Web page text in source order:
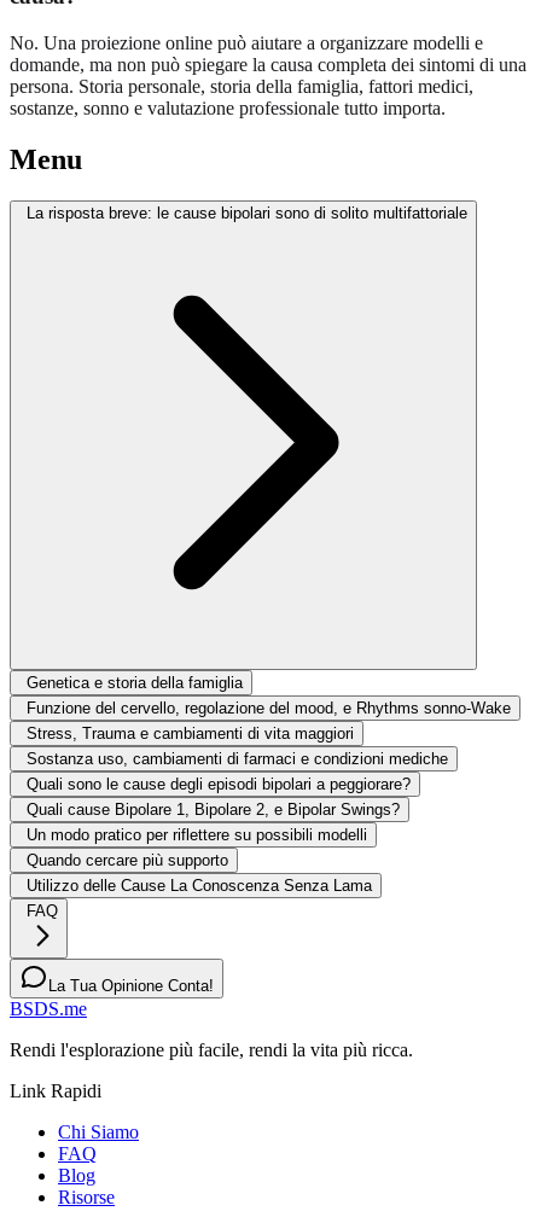
No. Una proiezione online può aiutare a organizzare modelli e
domande, ma non può spiegare la causa completa dei sintomi di una
persona. Storia personale, storia della famiglia, fattori medici,
sostanze, sonno e valutazione professionale tutto importa.
Menu
La risposta breve: le cause bipolari sono di solito multifattoriale
Genetica e storia della famiglia
Funzione del cervello, regolazione del mood, e Rhythms sonno-Wake
Stress, Trauma e cambiamenti di vita maggiori
Sostanza uso, cambiamenti di farmaci e condizioni mediche
Quali sono le cause degli episodi bipolari a peggiorare?
Quali cause Bipolare 1, Bipolare 2, e Bipolar Swings?
Un modo pratico per riflettere su possibili modelli
Quando cercare più supporto
Utilizzo delle Cause La Conoscenza Senza Lama
FAQ
La Tua Opinione Conta!
BSDS.me
Rendi l'esplorazione più facile, rendi la vita più ricca.
Link Rapidi
Chi Siamo
FAQ
Blog
Risorse